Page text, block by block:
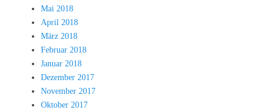
Mai 2018
April 2018
März 2018
Februar 2018
Januar 2018
Dezember 2017
November 2017
Oktober 2017